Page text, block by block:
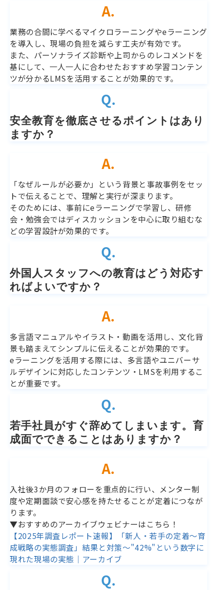
A.
業務の合間に学べるマイクロラーニングやeラーニング
を導入し、現場の負担を減らす工夫が有効です。
また、パーソナライズ診断や上司からのレコメンドを
基にして、一人一人に合わせたおすすめ学習コンテン
ツが分かるLMSを活用することが効果的です。
Q.
安全教育を徹底させるポイントはあり
ますか？
A.
「なぜルールが必要か」という背景と事故事例をセッ
トで伝えることで、理解と実行が深まります。
そのためには、事前にeラーニングで学習し、研修
会・勉強会ではディスカッションを中心に取り組むな
どの学習設計が効果的です。
Q.
外国人スタッフへの教育はどう対応す
ればよいですか？
A.
多言語マニュアルやイラスト・動画を活用し、文化背
景も踏まえてシンプルに伝えることが効果的です。
eラーニングを活用する際には、多言語やユニバーサ
ルデザインに対応したコンテンツ・LMSを利用するこ
とが重要です。
Q.
若手社員がすぐ辞めてしまいます。育
成面でできることはありますか？
A.
入社後3か月のフォローを重点的に行い、メンター制
度や定期面談で安心感を持たせることが定着につなが
ります。
▼おすすめのアーカイブウェビナーはこちら！
【2025年調査レポート速報】「新人・若手の定着～育
成戦略の実態調査」結果と対策～"42%"という数字に
現れた現場の実態｜アーカイブ
Q.